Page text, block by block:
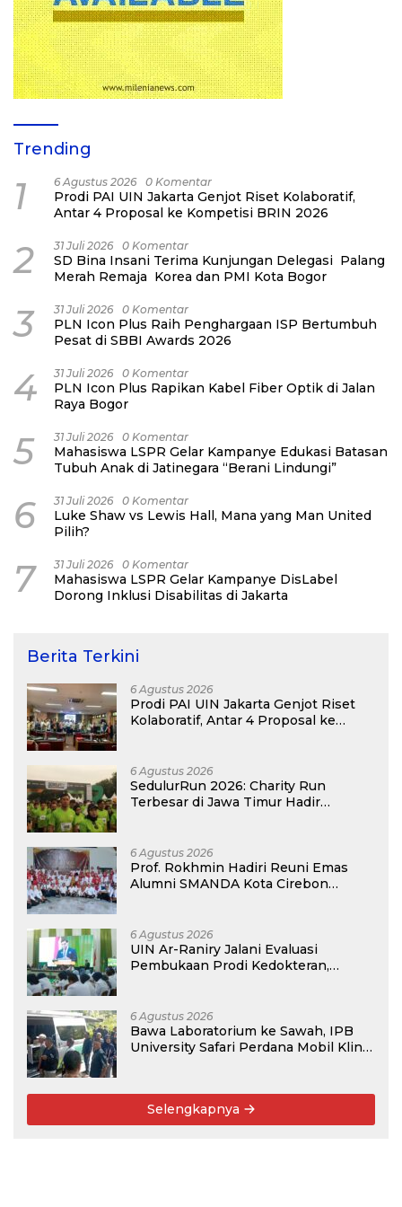
Trending
1 6 Agustus 2026 0 Komentar
Prodi PAI UIN Jakarta Genjot Riset Kolaboratif,
Antar 4 Proposal ke Kompetisi BRIN 2026
2 31 Juli 2026 0 Komentar
SD Bina Insani Terima Kunjungan Delegasi Palang
Merah Remaja Korea dan PMI Kota Bogor
3 31 Juli 2026 0 Komentar
PLN Icon Plus Raih Penghargaan ISP Bertumbuh
Pesat di SBBI Awards 2026
4 31 Juli 2026 0 Komentar
PLN Icon Plus Rapikan Kabel Fiber Optik di Jalan
Raya Bogor
5 31 Juli 2026 0 Komentar
Mahasiswa LSPR Gelar Kampanye Edukasi Batasan
Tubuh Anak di Jatinegara “Berani Lindungi”
6 31 Juli 2026 0 Komentar
Luke Shaw vs Lewis Hall, Mana yang Man United
Pilih?
7 31 Juli 2026 0 Komentar
Mahasiswa LSPR Gelar Kampanye DisLabel
Dorong Inklusi Disabilitas di Jakarta
Berita Terkini
6 Agustus 2026
Prodi PAI UIN Jakarta Genjot Riset
Kolaboratif, Antar 4 Proposal ke
6 Agustus 2026
SedulurRun 2026: Charity Run
Terbesar di Jawa Timur Hadir
Guru Honorer
6 Agustus 2026
Prof. Rokhmin Hadiri Reuni Emas
Alumni SMANDA Kota Cirebon
6 Agustus 2026
UIN Ar-Raniry Jalani Evaluasi
Pembukaan Prodi Kedokteran,
6 Agustus 2026
Bawa Laboratorium ke Sawah, IPB
University Safari Perdana Mobil Klinik
Selengkapnya